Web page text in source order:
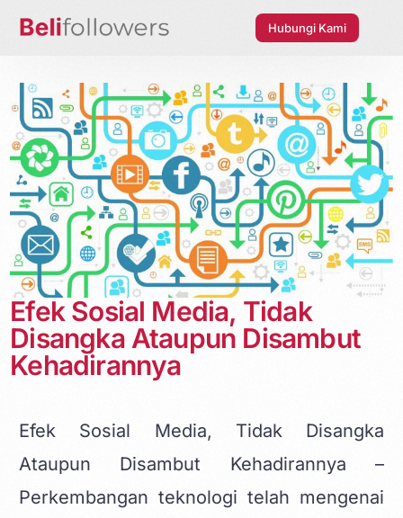
Hubungi Kami
Efek Sosial Media, Tidak
Disangka Ataupun Disambut
Kehadirannya
Efek Sosial Media, Tidak Disangka
Ataupun Disambut Kehadirannya –
Perkembangan teknologi telah mengenai